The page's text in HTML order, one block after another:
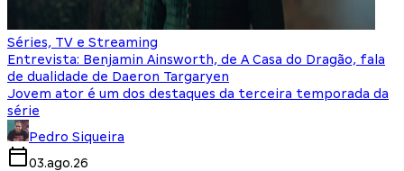
Séries, TV e Streaming
Entrevista: Benjamin Ainsworth, de A Casa do Dragão, fala
de dualidade de Daeron Targaryen
Jovem ator é um dos destaques da terceira temporada da
série
Pedro Siqueira
03.ago.26